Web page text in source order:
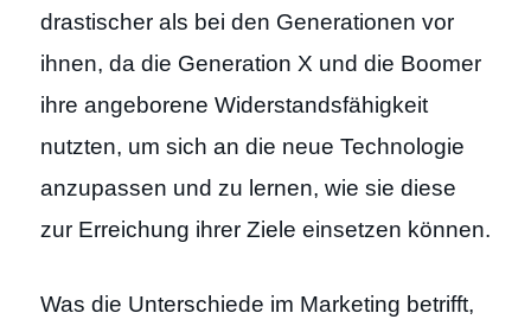
drastischer als bei den Generationen vor
ihnen, da die Generation X und die Boomer
ihre angeborene Widerstandsfähigkeit
nutzten, um sich an die neue Technologie
anzupassen und zu lernen, wie sie diese
zur Erreichung ihrer Ziele einsetzen können.
Was die Unterschiede im Marketing betrifft,